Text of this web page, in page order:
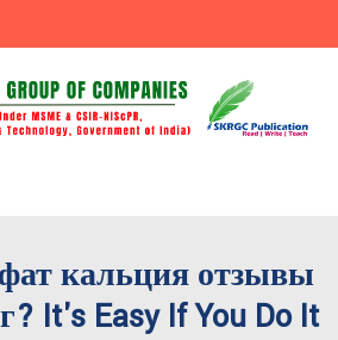
кальция отзывы
It's Easy If You Do It